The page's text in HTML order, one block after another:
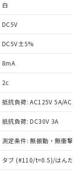
白
DC5V
DC5V±5%
8mA
2c
抵抗負荷: AC125V 5A/
抵抗負荷: DC30V 3A
測定条件: 無振動・無衝撃
タブ (#110/t=0.5)/はんだづ